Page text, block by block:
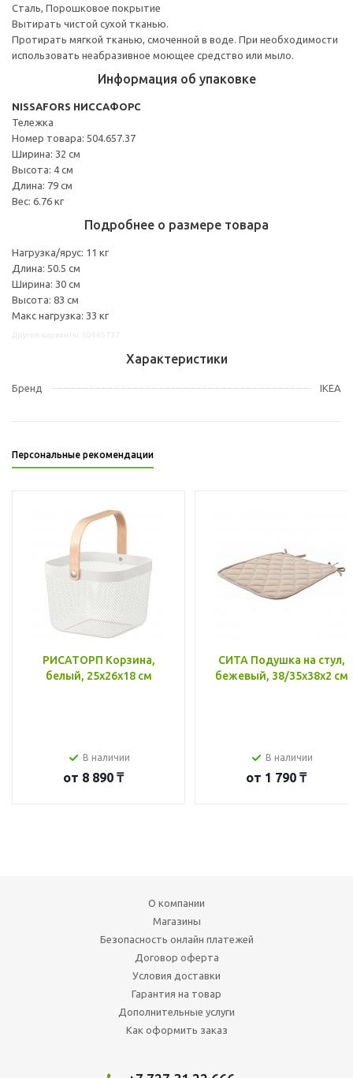
Сталь, Порошковое покрытие
Вытирать чистой сухой тканью.
Протирать мягкой тканью, смоченной в воде. При необходимости
использовать неабразивное моющее средство или мыло.
Информация об упаковке
NISSAFORS НИССАФОРС
Тележка
Номер товара: 504.657.37
Ширина: 32 см
Высота: 4 см
Длина: 79 см
Вес: 6.76 кг
Подробнее о размере товара
Нагрузка/ярус: 11 кг
Длина: 50.5 см
Ширина: 30 см
Высота: 83 см
Макс нагрузка: 33 кг
Характеристики
Бренд IKEA
Персональные рекомендации
РИСАТОРП Корзина,
белый, 25x26x18 см
В наличии
от 8 890 ₸
СИТА Подушка на стул,
бежевый, 38/35x38x2 см
В наличии
от 1 790 ₸
О компании
Магазины
Безопасность онлайн платежей
Договор оферта
Условия доставки
Гарантия на товар
Дополнительные услуги
Как оформить заказ